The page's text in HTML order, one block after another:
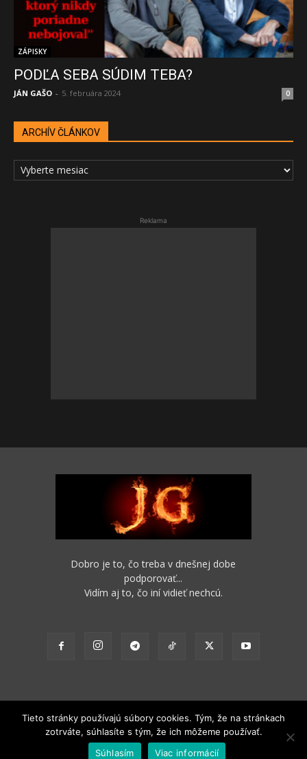
ZÁPISKY
PODĽA SEBA SÚDIM TEBA?
JÁN GAŠO - 5. februára 2024 0
ARCHÍV ČLÁNKOV
ARCHÍV
ČLÁNKOV
Reklama
Dobro je to, čo treba v dnešnej dobe
podporovať...
Vidím aj to, čo iní vidieť nechcú.
2012 - 2022 Obsah stránok je možné s funkčným odkazom na pôvodný
zdroj ďalej nekomerčne šíriť.
Tieto stránky používajú súbory cookies. Tým, že na stránkach
zotrváte, súhlasíte s tým, že ich môžeme používať.
Súhlasím
Viac informácií